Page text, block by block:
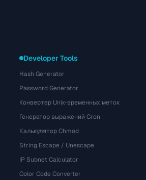
Developer Tools
Hash Generator
Password Generator
Конвертер Unix-временных меток
Генератор выражений Cron
Калькулятор Chmod
String Escape / Unescape
IP Subnet Calculator
Color Code Converter